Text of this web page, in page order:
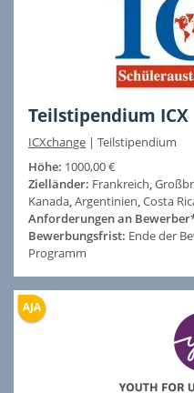
Teilstipendium ICX
ICXchange | Teilstipendium
Höhe: 1000,00 €
Zielländer: Frankreich,
Kanada,Argentinien,Costa
Anforderungen an
Bewerbungsfrist: Ende der
Programm